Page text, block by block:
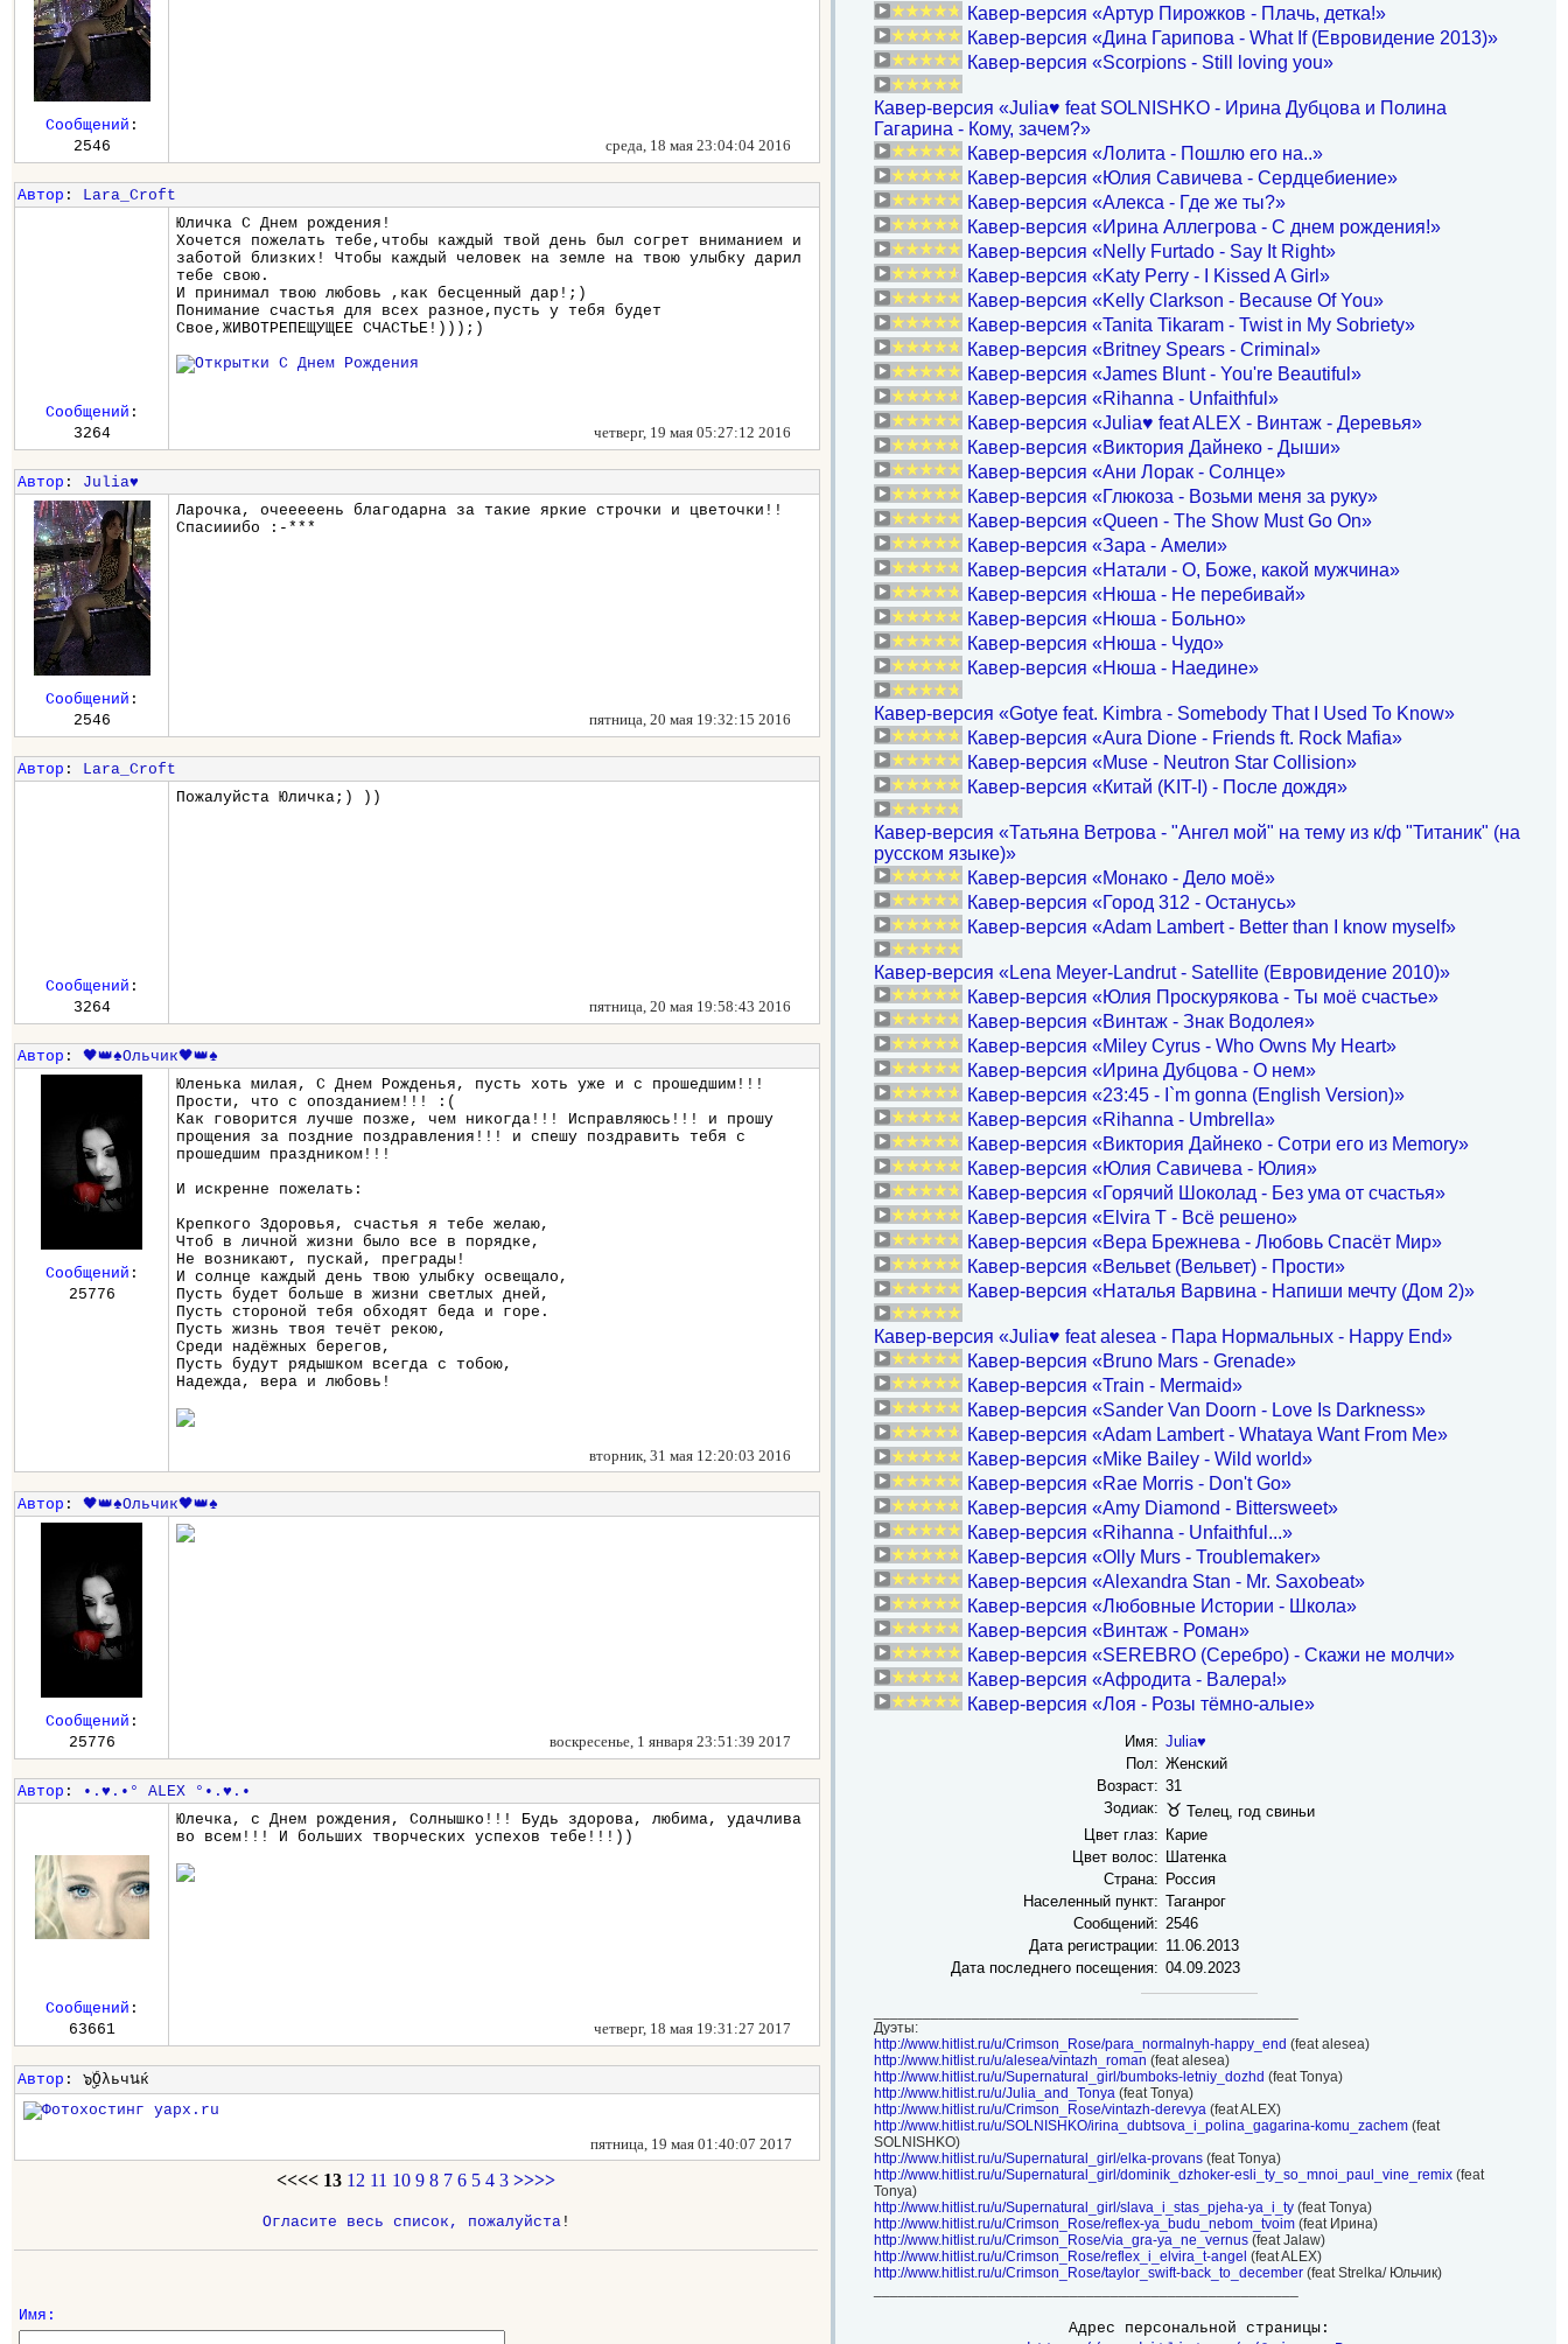
среда, 18 мая 23:04:04 2016
Сообщений :
2546
Автор : Lara_Croft
Юличка С Днем рождения!
Хочется пожелать тебе,чтобы каждый твой день был согрет вниманием и
заботой близких! Чтобы каждый человек на земле на твою улыбку дарил
тебе свою.
И принимал твою любовь ,как бесценный дар!;)
Понимание счастья для всех разное,пусть у тебя будет
Свое,ЖИВОТРЕПЕЩУЩЕЕ СЧАСТЬЕ!)));)
четверг, 19 мая 05:27:12 2016
Сообщений :
3264
Автор : Julia♥
Ларочка, очееееень благодарна за такие яркие строчки и цветочки!!
Спасииибо :-***
пятница, 20 мая 19:32:15 2016
Сообщений :
2546
Автор : Lara_Croft
Пожалуйста Юличка;) ))
пятница, 20 мая 19:58:43 2016
Сообщений :
3264
Автор :🖤👑♠️Ольчик🖤👑♠️
Юленька милая, С Днем Рожденья, пусть хоть уже и с прошедшим!!!
Прости, что с опозданием!!! :(
Как говорится лучше позже, чем никогда!!! Исправляюсь!!! и прошу
прощения за поздние поздравления!!! и спешу поздравить тебя с
прошедшим праздником!!!
И искренне пожелать:
Крепкого Здоровья, счастья я тебе желаю,
Чтоб в личной жизни было все в порядке,
Не возникают, пускай, преграды!
И солнце каждый день твою улыбку освещало,
Пусть будет больше в жизни светлых дней,
Пусть стороной тебя обходят беда и горе.
Пусть жизнь твоя течёт рекою,
Среди надёжных берегов,
Пусть будут рядышком всегда с тобою,
Надежда, вера и любовь!
вторник, 31 мая 12:20:03 2016
Сообщений :
25776
Автор :🖤👑♠️Ольчик🖤👑♠️
воскресенье, 1 января 23:51:39 2017
Сообщений :
25776
Автор :
•.♥.•° ALEX °•.♥.•
Юлечка, с Днем рождения, Солнышко!!! Будь здорова, любима, удачлива
во всем!!! И больших творческих успехов тебе!!!))
четверг, 18 мая 19:31:27 2017
Сообщений :
63661
Автор : ๖ۣۣۜОλьчนќ
пятница, 19 мая 01:40:07 2017
<<<< 13 12 11 10 9 8 7 6 5 4 3 >>>>
Огласите весь список, пожалуйста!
Имя:
Кавер-версия «Артур Пирожков - Плачь, детка!»
Кавер-версия «Дина Гарипова - What If (Евровидение 2013)»
Кавер-версия «Scorpions - Still loving you»
Кавер-версия «Julia♥ feat SOLNISHKO - Ирина Дубцова и Полина
Гагарина - Кому, зачем?»
Кавер-версия «Лолита - Пошлю его на..»
Кавер-версия «Юлия Савичева - Сердцебиение»
Кавер-версия «Алекса - Где же ты?»
Кавер-версия «Ирина Аллегрова - С днем рождения!»
Кавер-версия «Nelly Furtado - Say It Right»
Кавер-версия «Katy Perry - I Kissed A Girl»
Кавер-версия «Kelly Clarkson - Because Of You»
Кавер-версия «Tanita Tikaram - Twist in My Sobriety»
Кавер-версия «Britney Spears - Criminal»
Кавер-версия «James Blunt - You're Beautiful»
Кавер-версия «Rihanna - Unfaithful»
Кавер-версия «Julia♥ feat ALEX - Винтаж - Деревья»
Кавер-версия «Виктория Дайнеко - Дыши»
Кавер-версия «Ани Лорак - Солнце»
Кавер-версия «Глюкоза - Возьми меня за руку»
Кавер-версия «Queen - The Show Must Go On»
Кавер-версия «Зара - Амели»
Кавер-версия «Натали - О, Боже, какой мужчина»
Кавер-версия «Нюша - Не перебивай»
Кавер-версия «Нюша - Больно»
Кавер-версия «Нюша - Чудо»
Кавер-версия «Нюша - Наедине»
Кавер-версия «Gotye feat. Kimbra - Somebody That I Used To Know»
Кавер-версия «Aura Dione - Friends ft. Rock Mafia»
Кавер-версия «Muse - Neutron Star Collision»
Кавер-версия «Китай (KIT-I) - После дождя»
Кавер-версия «Татьяна Ветрова - "Ангел мой" на тему из к/ф "Титаник" (на
русском языке)»
Кавер-версия «Монако - Дело моё»
Кавер-версия «Город 312 - Останусь»
Кавер-версия «Adam Lambert - Better than I know myself»
Кавер-версия «Lena Meyer-Landrut - Satellite (Евровидение 2010)»
Кавер-версия «Юлия Проскурякова - Ты моё счастье»
Кавер-версия «Винтаж - Знак Водолея»
Кавер-версия «Miley Cyrus - Who Owns My Heart»
Кавер-версия «Ирина Дубцова - О нем»
Кавер-версия «23:45 - I`m gonna (English Version)»
Кавер-версия «Rihanna - Umbrella»
Кавер-версия «Виктория Дайнеко - Сотри его из Memory»
Кавер-версия «Юлия Савичева - Юлия»
Кавер-версия «Горячий Шоколад - Без ума от счастья»
Кавер-версия «Elvira T - Всё решено»
Кавер-версия «Вера Брежнева - Любовь Спасёт Мир»
Кавер-версия «Вельвеt (Вельвет) - Прости»
Кавер-версия «Наталья Варвина - Напиши мечту (Дом 2)»
Кавер-версия «Julia♥ feat alesea - Пара Нормальных - Happy End»
Кавер-версия «Bruno Mars - Grenade»
Кавер-версия «Train - Mermaid»
Кавер-версия «Sander Van Doorn - Love Is Darkness»
Кавер-версия «Adam Lambert - Whataya Want From Me»
Кавер-версия «Mike Bailey - Wild world»
Кавер-версия «Rae Morris - Don't Go»
Кавер-версия «Amy Diamond - Bittersweet»
Кавер-версия «Rihanna - Unfaithful...»
Кавер-версия «Olly Murs - Troublemaker»
Кавер-версия «Alexandra Stan - Mr. Saxobeat»
Кавер-версия «Любовные Истории - Школа»
Кавер-версия «Винтаж - Роман»
Кавер-версия «SEREBRO (Серебро) - Скажи не молчи»
Кавер-версия «Афродита - Валера!»
Кавер-версия «Лоя - Розы тёмно-алые»
Имя: Julia♥
Пол: Женский
Возраст: 31
Зодиак: ♉ Телец, год свиньи
Цвет глаз: Карие
Цвет волос: Шатенка
Страна: Россия
Населенный пункт: Таганрог
Сообщений: 2546
Дата регистрации: 11.06.2013
Дата последнего посещения: 04.09.2023
Дуэты:
http://www.hitlist.ru/u/Crimson_Rose/para_normalnyh-happy_end (feat alesea)
http://www.hitlist.ru/u/alesea/vintazh_roman (feat alesea)
http://www.hitlist.ru/u/Supernatural_girl/bumboks-letniy_dozhd (feat Tonya)
http://www.hitlist.ru/u/Julia_and_Tonya(feat Tonya)
http://www.hitlist.ru/u/Crimson_Rose/vintazh-derevya(feat ALEX)
http://www.hitlist.ru/u/SOLNISHKO/irina_dubtsova_i_polina_gagarina-komu_zachem(feat
SOLNISHKO)
http://www.hitlist.ru/u/Supernatural_girl/elka-provans(feat Tonya)
http://www.hitlist.ru/u/Supernatural_girl/dominik_dzhoker-esli_ty_so_mnoi_paul_vine_remix(feat
Tonya)
http://www.hitlist.ru/u/Supernatural_girl/slava_i_stas_pjeha-ya_i_ty(feat Tonya)
http://www.hitlist.ru/u/Crimson_Rose/reflex-ya_budu_nebom_tvoim(feat Ирина)
http://www.hitlist.ru/u/Crimson_Rose/via_gra-ya_ne_vernus(feat Jalaw)
http://www.hitlist.ru/u/Crimson_Rose/reflex_i_elvira_t-angel (feat ALEX)
http://www.hitlist.ru/u/Crimson_Rose/taylor_swift-back_to_december(feat Strelka/ Юльчик)
Адрес персональной страницы: